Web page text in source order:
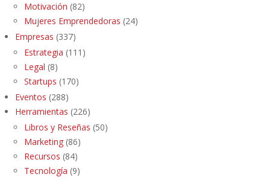
Motivación (82)
Mujeres Emprendedoras (24)
Empresas (337)
Estrategia (111)
Legal (8)
Startups (170)
Eventos (288)
Herramientas (226)
Libros y Reseñas (50)
Marketing (86)
Recursos (84)
Tecnología (9)